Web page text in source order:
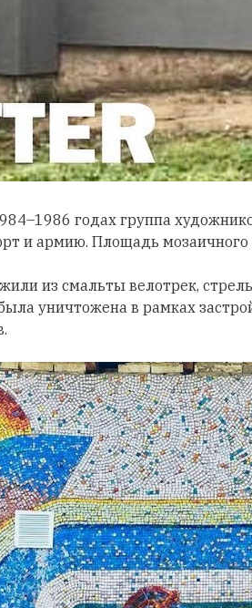
годах группа
и армию. Площадь
из смальты велотрек,
уничтожена в рамках